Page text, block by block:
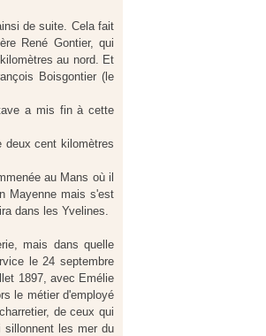
de suite. Cela fait
René Gontier, qui
au nord. Et
Boisgontier (le
a mis fin à cette
cent kilomètres
au Mans où il
Mayenne mais s'est
dans les Yvelines.
mais dans quelle
le 24 septembre
1897, avec Emélie
le métier d'employé
de ceux qui
sillonnent les mer du